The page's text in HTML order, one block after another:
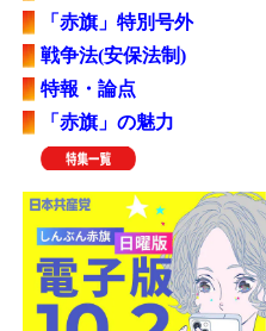
「赤旗」特別号外
戦争法(安保法制)
特報・論点
「赤旗」の魅力